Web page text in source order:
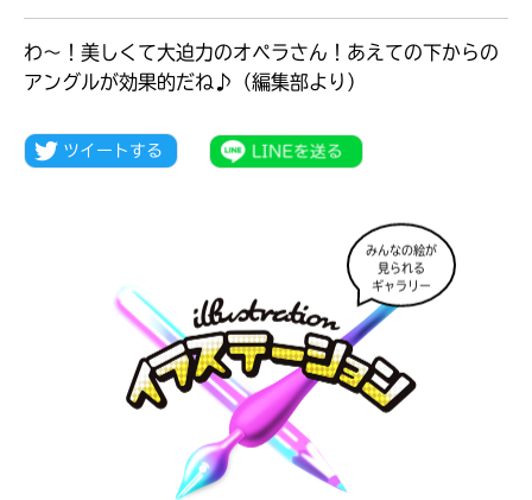
大人気
シリーズに
出会える
わ～！美しくて大迫力のオペラさん！あえての下からの
アングルが効果的だね♪（編集部より）
みんなの絵が
見られる
ギャラリー